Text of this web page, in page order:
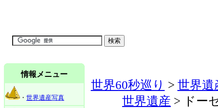
情報メニュー
・ 世界遺産写真
世界60秒巡り > 世界遺
世界遺産 > ドー